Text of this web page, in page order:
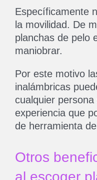
Específicamente
la movilidad. De
planchas de pelo
maniobrar.
Por este motivo
inalámbricas
cualquier
experiencia que
de herramienta
Otros
al escoger